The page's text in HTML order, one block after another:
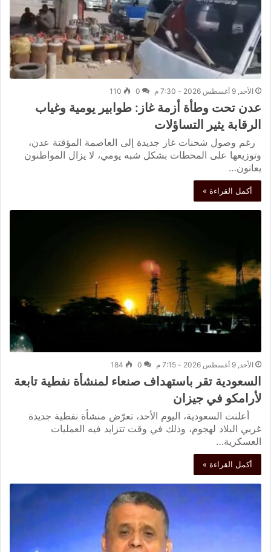
الأحد, 9 أغسطس 2026 - 7:30 م 0
110
عدن تحت وطأة أزمة غاز: طوابير يومية وغياب
الرقابة يثير التساؤلات
رغم وصول شحنات غاز جديدة إلى العاصمة المؤقتة عدن،
وتوزيعها على المحطات بشكل شبه يومي، لا يزال المواطنون
يعانون…
أكمل القراءة »
الأحد, 9 أغسطس 2026 - 7:15 م 0
184
السعودية تقر باستهداف صنعاء لمنشأة نفطية تابعة
لأرامكو في جيزان
أعلنت السعودية، اليوم الأحد، تعرّض منشأة نفطية جديدة
غربي البلاد لهجوم، وذلك في وقت تتزايد فيه العمليات
العسكرية…
أكمل القراءة »